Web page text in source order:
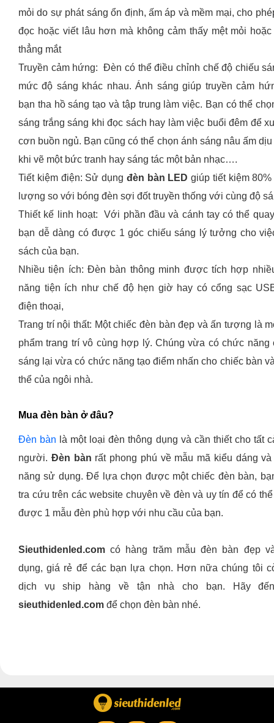
mỏi do sự phát sáng ổn định, ấm áp và mềm mại, cho
đọc hoặc viết lâu hơn mà không cảm thấy mệt mỏi hoặc
thẳng mắt
Truyền cảm hứng: Đèn có thể điều chỉnh chế độ chiếu
mức độ sáng khác nhau. Ánh sáng giúp truyền cảm
bạn tha hồ sáng tạo và tập trung làm việc. Bạn có thể
sáng trắng sáng khi đọc sách hay làm việc buổi đêm để
cơn buồn ngủ. Bạn cũng có thể chọn ánh sáng nâu ấm
khi vẽ một bức tranh hay sáng tác một bản nhạc….
Tiết kiệm điện: Sử dụng đèn bàn LED giúp tiết kiệm 80%
lượng so với bóng đèn sợi đốt truyền thống với cùng độ
Thiết kế linh hoạt: Với phần đầu và cánh tay có thể
bạn dễ dàng có được 1 góc chiếu sáng lý tưởng cho
sách của bạn.
Nhiều tiện ích: Đèn bàn thông minh được tích hợp
năng tiện ích như chế độ hẹn giờ hay có cổng sạc
điện thoại,
Trang trí nội thất: Một chiếc đèn bàn đẹp và ấn tượng là
phẩm trang trí vô cùng hợp lý. Chúng vừa có chức năng
sáng lại vừa có chức năng tạo điểm nhấn cho chiếc bàn
thể của ngôi nhà.
Mua đèn bàn ở đâu?
Đèn bàn là một loại đèn thông dụng và cần thiết cho tất
người. Đèn bàn rất phong phú về mẫu mã kiểu dáng và
năng sử dụng. Để lựa chọn được một chiếc đèn bàn,
tra cứu trên các website chuyên về đèn và uy tín để có
được 1 mẫu đèn phù hợp với nhu cầu của bạn.
Sieuthidenled.com có hàng trăm mẫu đèn bàn đẹp
dụng, giá rẻ để các bạn lựa chọn. Hơn nữa chúng tôi
dịch vụ ship hàng về tận nhà cho bạn. Hãy
sieuthidenled.com để chọn đèn bàn nhé.